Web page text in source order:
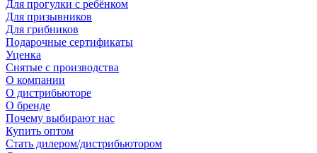
Для прогулки с ребёнком
Для призывников
Для грибников
Подарочные сертификаты
Уценка
Снятые с производства
О компании
О дистрибьюторе
О бренде
Почему выбирают нас
Купить оптом
Стать дилером/дистрибьютором